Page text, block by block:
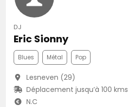
DJ
Eric Sionny
Blues Métal Pop
Lesneven (29)
Déplacement jusqu’à 100 kms
N.C